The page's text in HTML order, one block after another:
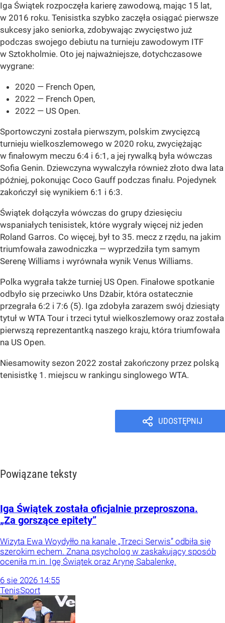
Iga Świątek rozpoczęła karierę zawodową, mając 15 lat,
w 2016 roku. Tenisistka szybko zaczęła osiągać pierwsze
sukcesy jako seniorka, zdobywając zwycięstwo już
podczas swojego debiutu na turnieju zawodowym ITF
w Sztokholmie. Oto jej najważniejsze, dotychczasowe
wygrane:
2020 — French Open,
2022 — French Open,
2022 — US Open.
Sportowczyni została pierwszym, polskim zwycięzcą
turnieju wielkoszlemowego w 2020 roku, zwyciężając
w finałowym meczu 6:4 i 6:1, a jej rywalką była wówczas
Sofia Genin. Dziewczyna wywalczyła również złoto dwa lata
później, pokonując Coco Gauff podczas finału. Pojedynek
zakończył się wynikiem 6:1 i 6:3.
Świątek dołączyła wówczas do grupy dziesięciu
wspaniałych tenisistek, które wygrały więcej niż jeden
Roland Garros. Co więcej, był to 35. mecz z rzędu, na jakim
triumfowała zawodniczka — wyprzedziła tym samym
Serenę Williams i wyrównała wynik Venus Williams.
Polka wygrała także turniej US Open. Finałowe spotkanie
odbyło się przeciwko Uns Dżabir, która ostatecznie
przegrała 6:2 i 7:6 (5). Iga zdobyła zarazem swój dziesiąty
tytuł w WTA Tour i trzeci tytuł wielkoszlemowy oraz została
pierwszą reprezentantką naszego kraju, która triumfowała
na US Open.
Niesamowity sezon 2022 został zakończony przez polską
tenisistkę 1. miejscu w rankingu singlowego WTA.
UDOSTĘPNIJ
Powiązane teksty
Iga Świątek została oficjalnie przeproszona.
„Za gorszące epitety”
Wizyta Ewa Woydyłło na kanale „Trzeci Serwis” odbiła się
szerokim echem. Znana psycholog w zaskakujący sposób
oceniła m.in. Igę Świątek oraz Arynę Sabalenkę.
6 sie 2026 14:55
TenisSport